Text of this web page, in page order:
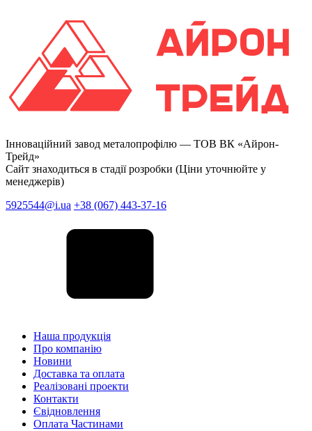
Інноваційний завод металопрофілю — ТОВ ВК «Айрон-
Трейд»
Сайт знаходиться в стадії розробки (Ціни уточнюйте у
менеджерів)
5925544@i.ua +38 (067) 443-37-16
Наша продукція
Про компанію
Новини
Доставка та оплата
Реалізовані проекти
Контакти
Євідновлення
Оплата Частинами